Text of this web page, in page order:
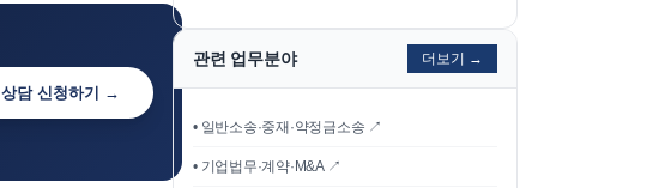
상담 신청하기 →
관련 업무분야 더보기 →
• 일반소송·중재·약정금소송 ↗
• 기업법무·계약·M&A ↗